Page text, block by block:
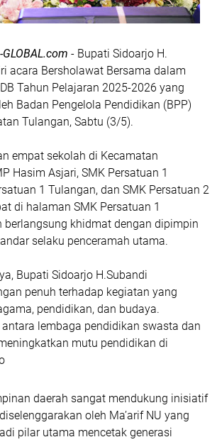
GLOBAL.com - Bupati Sidoarjo H.
acara Bersholawat Bersama dalam
Tahun Pelajaran 2025-2026 yang
Badan Pengelola Pendidikan (BPP)
Tulangan, Sabtu (3/5).
empat sekolah di Kecamatan
Hasim Asjari, SMK Persatuan 1
1 Tulangan, dan SMK Persatuan 2
di halaman SMK Persatuan 1
berlangsung khidmat dengan dipimpin
selaku penceramah utama.
Bupati Sidoarjo H.Subandi
penuh terhadap kegiatan yang
pendidikan, dan budaya.
lembaga pendidikan swasta dan
mutu pendidikan di
daerah sangat mendukung inisiatif
oleh Ma’arif NU yang
pilar utama mencetak generasi